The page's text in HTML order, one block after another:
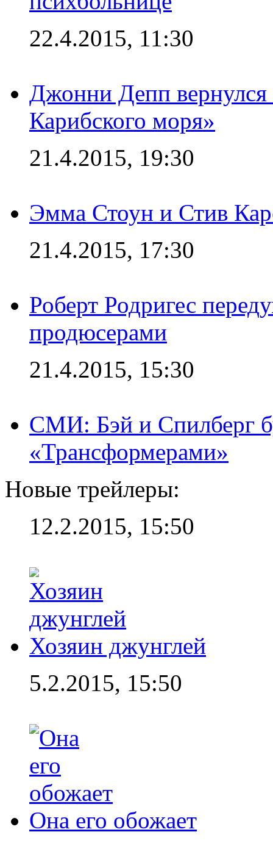
22.4.2015, 11:30
Джонни Депп
Карибского моря»
21.4.2015, 19:30
Эмма Стоун и Стив
21.4.2015, 17:30
Роберт Родригес
продюсерами
21.4.2015, 15:30
СМИ: Бэй и Спилберг
«Трансформерами»
Новые трейлеры:
12.2.2015, 15:50
Хозяин джунглей
5.2.2015, 15:50
Она его обожает